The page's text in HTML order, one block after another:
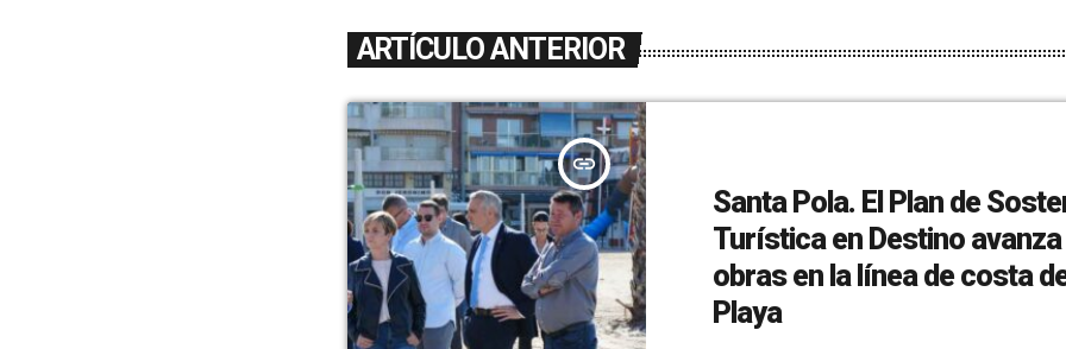
ARTÍCULO ANTERIOR
insert_link
Santa Pola. El Plan de
Turística en Destino
obras en la línea de costa
Playa